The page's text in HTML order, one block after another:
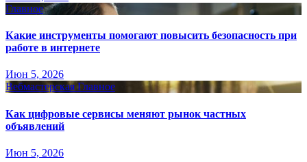
Главное
Какие инструменты помогают повысить безопасность при
работе в интернете
Июн 5, 2026
Вебмастерская Главное
Как цифровые сервисы меняют рынок частных
объявлений
Июн 5, 2026